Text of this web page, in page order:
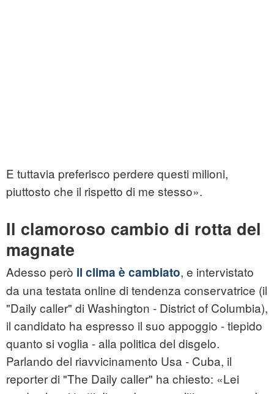
E tuttavia preferisco perdere questi milioni,
piuttosto che il rispetto di me stesso».
Il clamoroso cambio di rotta del
magnate
Adesso però il clima è cambiato, e intervistato
da una testata online di tendenza conservatrice (il
"Daily caller" di Washington - District of Columbia),
il candidato ha espresso il suo appoggio - tiepido
quanto si voglia - alla politica del disgelo.
Parlando del riavvicinamento Usa - Cuba, il
reporter di "The Daily caller" ha chiesto: «Lei